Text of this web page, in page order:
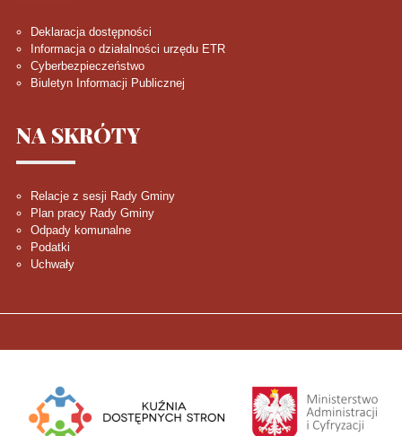
Deklaracja dostępności
Informacja o działalności urzędu ETR
Cyberbezpieczeństwo
Biuletyn Informacji Publicznej
NA SKRÓTY
Relacje z sesji Rady Gminy
Plan pracy Rady Gminy
Odpady komunalne
Podatki
Uchwały